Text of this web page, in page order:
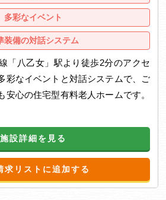
多彩なイベント
装備の対話システム
「八乙女」駅より徒歩2分のアクセ
彩なイベントと対話システムで、ご
安心の住宅型有料老人ホームです。
施設詳細を見る
求リストに追加する